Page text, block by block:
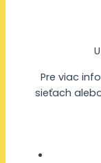
Pre viac
sieťach